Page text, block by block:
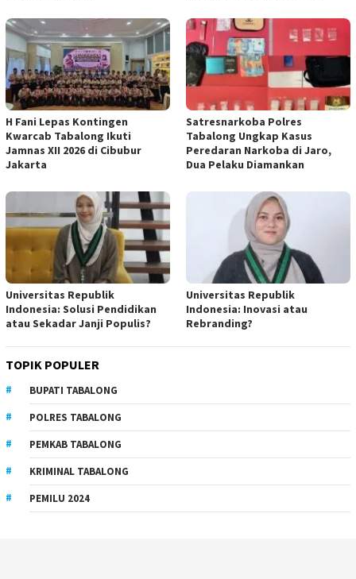
H Fani Lepas Kontingen
Kwarcab Tabalong Ikuti
Jamnas XII 2026 di Cibubur
Jakarta
Satresnarkoba Polres
Tabalong Ungkap Kasus
Peredaran Narkoba di Jaro,
Dua Pelaku Diamankan
Universitas Republik
Indonesia: Solusi Pendidikan
atau Sekadar Janji Populis?
Universitas Republik
Indonesia: Inovasi atau
Rebranding?
TOPIK POPULER
BUPATI TABALONG
POLRES TABALONG
PEMKAB TABALONG
KRIMINAL TABALONG
PEMILU 2024